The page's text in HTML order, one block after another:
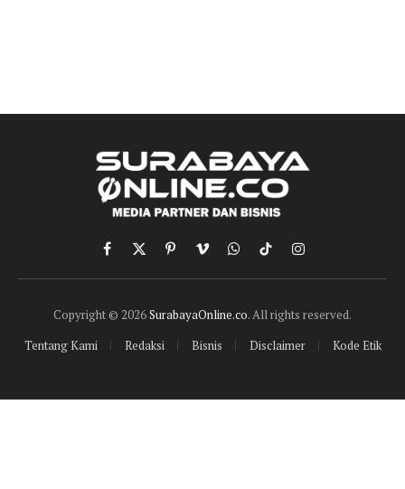
Facebook
X
(Twitter)
PinterestVimeoWhatsApp
TikTokInstagram
Copyright © 2026SurabayaOnline.co. All rights reserved.
Tentang Kami
Redaksi Bisnis Disclaimer Kode Etik